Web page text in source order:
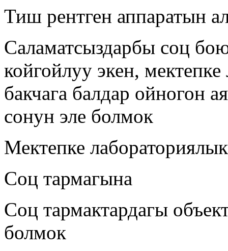
Тиш рентген аппаратын
Саламатсыздарбы соц
койгойлуу экен,
бакчага балдар ойногон
сонун эле болмок
Мектепке
Соц тармагына
Соц тармактардагы
болмок